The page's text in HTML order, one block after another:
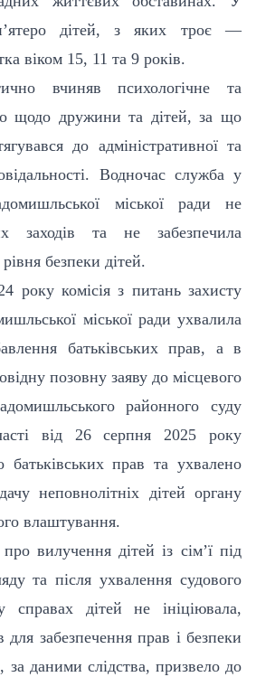
дітей, з яких троє —
віком 15, 11 та 9 років.
вчиняв психологічне та
щодо дружини та дітей, за що
до адміністративної та
Водночас служба у
міської ради не
заходів та не забезпечила
безпеки дітей.
року комісія з питань захисту
міської ради ухвалила
батьківських прав, а в
позовну заяву до місцевого
районного суду
від 26 серпня 2025 року
батьківських прав та ухвалено
неповнолітніх дітей органу
влаштування.
вилучення дітей із сім’ї під
та після ухвалення судового
дітей не ініціювала,
для забезпечення прав і безпеки
за даними слідства, призвело до